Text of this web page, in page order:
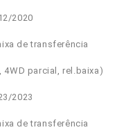
2020
de transferência
4WD parcial, rel.baixa)
2023
de transferência